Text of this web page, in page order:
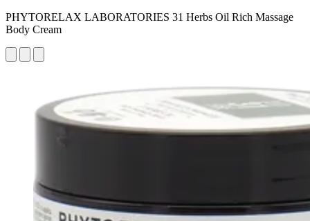
PHYTORELAX LABORATORIES 31 Herbs Oil Rich Massage
Body Cream